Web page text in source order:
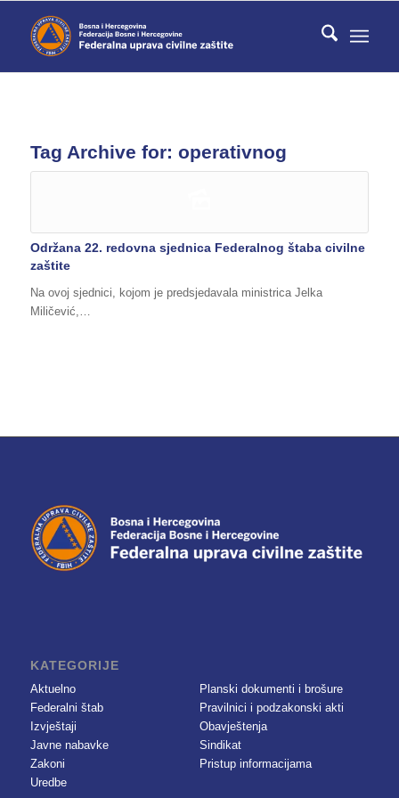
Tag Archive for: operativnog
Održana 22. redovna sjednica Federalnog štaba civilne
zaštite
Na ovoj sjednici, kojom je predsjedavala ministrica Jelka
Miličević,…
KATEGORIJE
Aktuelno
Federalni štab
Izvještaji
Javne nabavke
Zakoni
Uredbe
Planski dokumenti i brošure
Pravilnici i podzakonski akti
Obavještenja
Sindikat
Pristup informacijama